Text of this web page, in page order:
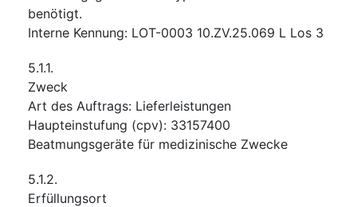
benötigt.
Interne Kennung: LOT-0003 10.ZV.25.069 L Los 3
5.1.1.
Zweck
Art des Auftrags: Lieferleistungen
Haupteinstufung (cpv): 33157400
Beatmungsgeräte für medizinische Zwecke
5.1.2.
Erfüllungsort